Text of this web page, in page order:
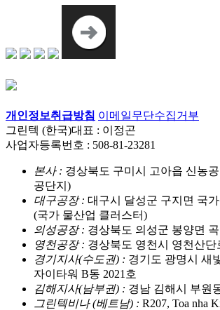
개인정보취급방침 이메일무단수집거부
그린텍 (한국)대표 : 이정곤
사업자등록번호 : 508-81-23281
본사 : 경상북도 구미시 고아읍 신농
공단지)
대구공장 : 대구시 달성군 구지면 국
(국가 물산업 클러스터)
의성공장 : 경상북도 의성군 봉양면
영천공장 : 경상북도 영천시 영천산단
경기지사(수도권) : 경기도 광명시 새
자이타워 B동 2021호
김해지사(남부권) : 경남 김해시 부원
그린텍비나 (베트남) : R207, Toa nha